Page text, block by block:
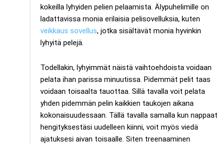
kokeilla lyhyiden pelien pelaamista. Älypuhelimille on
ladattavissa monia erilaisia pelisovelluksia, kuten
veikkaus sovellus, jotka sisältävät monia hyvinkin
lyhyitä pelejä.
Todellakin, lyhyimmät näistä vaihtoehdoista voidaan
pelata ihan parissa minuutissa. Pidemmät pelit taas
voidaan toisaalta tauottaa. Sillä tavalla voit pelata
yhden pidemmän pelin kaikkien taukojen aikana
kokonaisuudessaan. Tällä tavalla samalla kun nappaat
hengityksestäsi uudelleen kiinni, voit myös viedä
ajatuksesi aivan toisaalle. Siten treenaaminen